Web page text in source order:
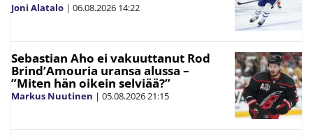
Joni Alatalo | 06.08.2026 14:22
Sebastian Aho ei vakuuttanut Rod
Brind’Amouria uransa alussa –
”Miten hän oikein selviää?”
Markus Nuutinen | 05.08.202621:15